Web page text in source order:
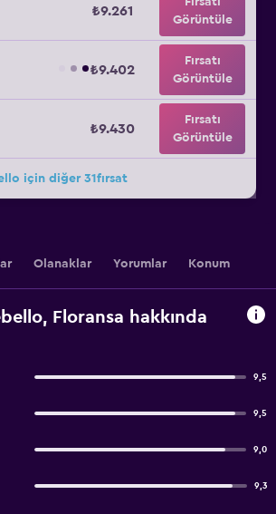
₺9.261
Görüntüle
₺9.402
Fırsatı
Görüntüle
₺9.430
Fırsatı
Görüntüle
için diğer 31fırsat
Olanaklar Yorumlar Konum
Floransa hakkında
9,5
9,5
9,0
9,3